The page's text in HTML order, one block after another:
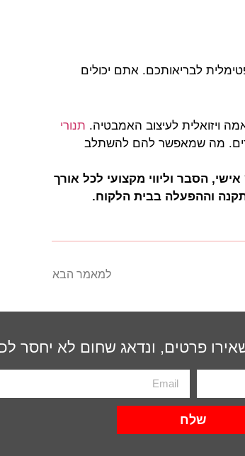
לבריאותכם. אתם יכולים
ויזואלית לעיצוב האמבטיה. תנורי
מה שמאפשר להם להשתלב
הסבר וליווי מקצועי לכל אורך
וההפעלה בבית הלקוח.
למאמר הבא
פרטים, ונדאג שחום לא יחסר
שלח